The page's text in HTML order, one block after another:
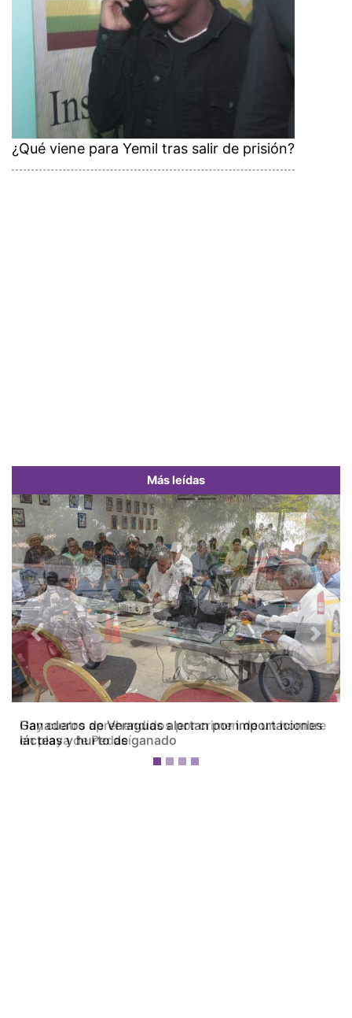
¿Qué viene para Yemil tras salir de prisión?
Más leídas
Ganaderos de Veraguas alertan por importaciones
lácteas y hurto de ganado
Previous Next